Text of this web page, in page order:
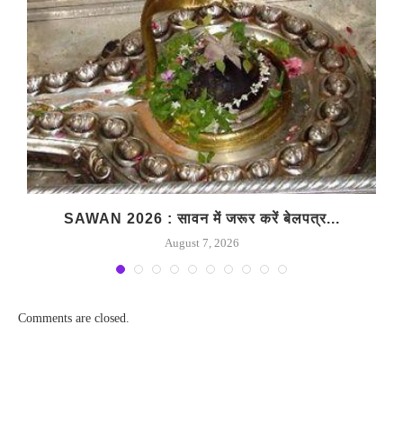
SAWAN 2026 : सावन में जरूर करें बेलपत्र...
August 7, 2026
Comments are closed.